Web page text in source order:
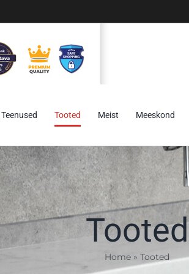
Teenused Tooted Meist Meeskond
Tooted
Home » Tooted